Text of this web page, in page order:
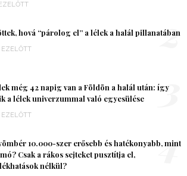
hová “párolog el” a lélek a halál pillanatában
EZELŐTT 2
még 42 napig van a Földön a halál után: így
a lélek univerzummal való egyesülése
EZELŐTT
3
10.000-szer erősebb és hatékonyabb, mint
Csak a rákos sejteket pusztítja el,
nélkül?
4